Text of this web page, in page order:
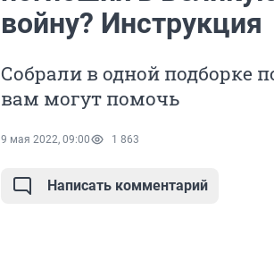
войну? Инструкция
Собрали в одной подборке
вам могут помочь
9 мая 2022, 09:00 1 863
Написать комментарий